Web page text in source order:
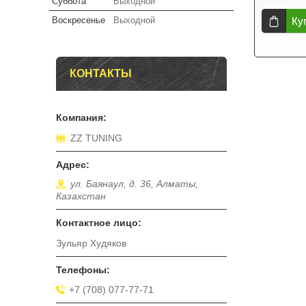
Воскресенье
Выходной
КОНТАКТЫ
ZZ TUNING
ул. Баянаул, д. 36, Алматы,
Казахстан
Зульяр Худяков
+7 (708) 077-77-71